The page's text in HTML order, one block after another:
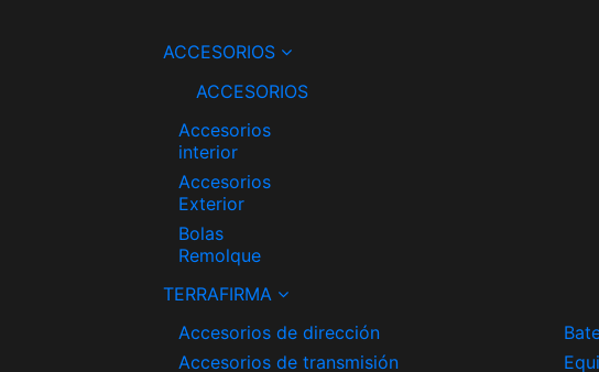
ACCESORIOS
ACCESORIOS
Accesorios
interior
Accesorios
Exterior
Bolas
Remolque
TERRAFIRMA
Accesorios de dirección
Accesorios de transmisión